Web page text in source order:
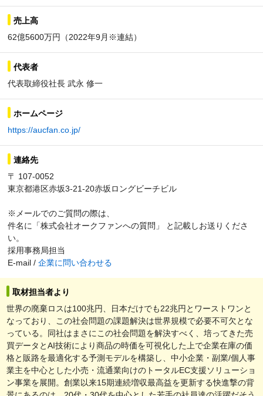
売上高
62億5600万円（2022年9月※連結）
代表者
代表取締役社長 武永 修一
ホームページ
https://aucfan.co.jp/
連絡先
〒 107-0052
東京都港区赤坂3-21-20赤坂ロングビーチビル
※メールでのご質問の際は、
件名に「株式会社オークファンへの質問」 と記載しお送りくださ
い。
採用事務局担当
E-mail / 企業に問い合わせる
取材担当者より
世界の廃棄ロスは100兆円、日本だけでも22兆円とワーストワンと
なっており、この社会問題の課題解決は世界規模で必要不可欠とな
っている。同社はまさにこの社会問題を解決すべく、培ってきた売
買データとAI技術により商品の時価を可視化した上で企業在庫の価
格と販路を最適化する予測モデルを構築し、中小企業・副業/個人事
業主を中心とした小売・流通業向けのトータルEC支援ソリューショ
ン事業を展開。創業以来15期連続増収最高益を更新する快進撃の背